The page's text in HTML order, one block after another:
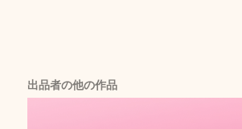
出品者の他の作品